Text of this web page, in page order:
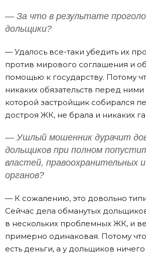
— За что в результате
дольщики?
— Удалось все-таки убедить их
против мирового соглашения и
помощью к государству. Потому
никаких обязательств перед
которой застройщик собирался
достроя ЖК, не брала и никаких
— Ушлый мошенник дурачит
дольщиков при полном
властей, правоохранительных
органов?
— К сожалению, это довольно
Сейчас дела обманутых
в нескольких проблемных ЖК, и
примерно одинаковая. Потому
есть деньги, а у дольщиков